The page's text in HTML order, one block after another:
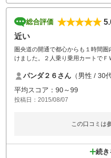
総合評価
近い
圏央道の開通で都心からも１時間
けました。２人乗り乗用カートで
また、行きたいコースの１つです
ありがとうございました。
パンダ２６さん （男性 / 30代
平均スコア：90～99
投稿日：2015/08/07
この口コミは
続き